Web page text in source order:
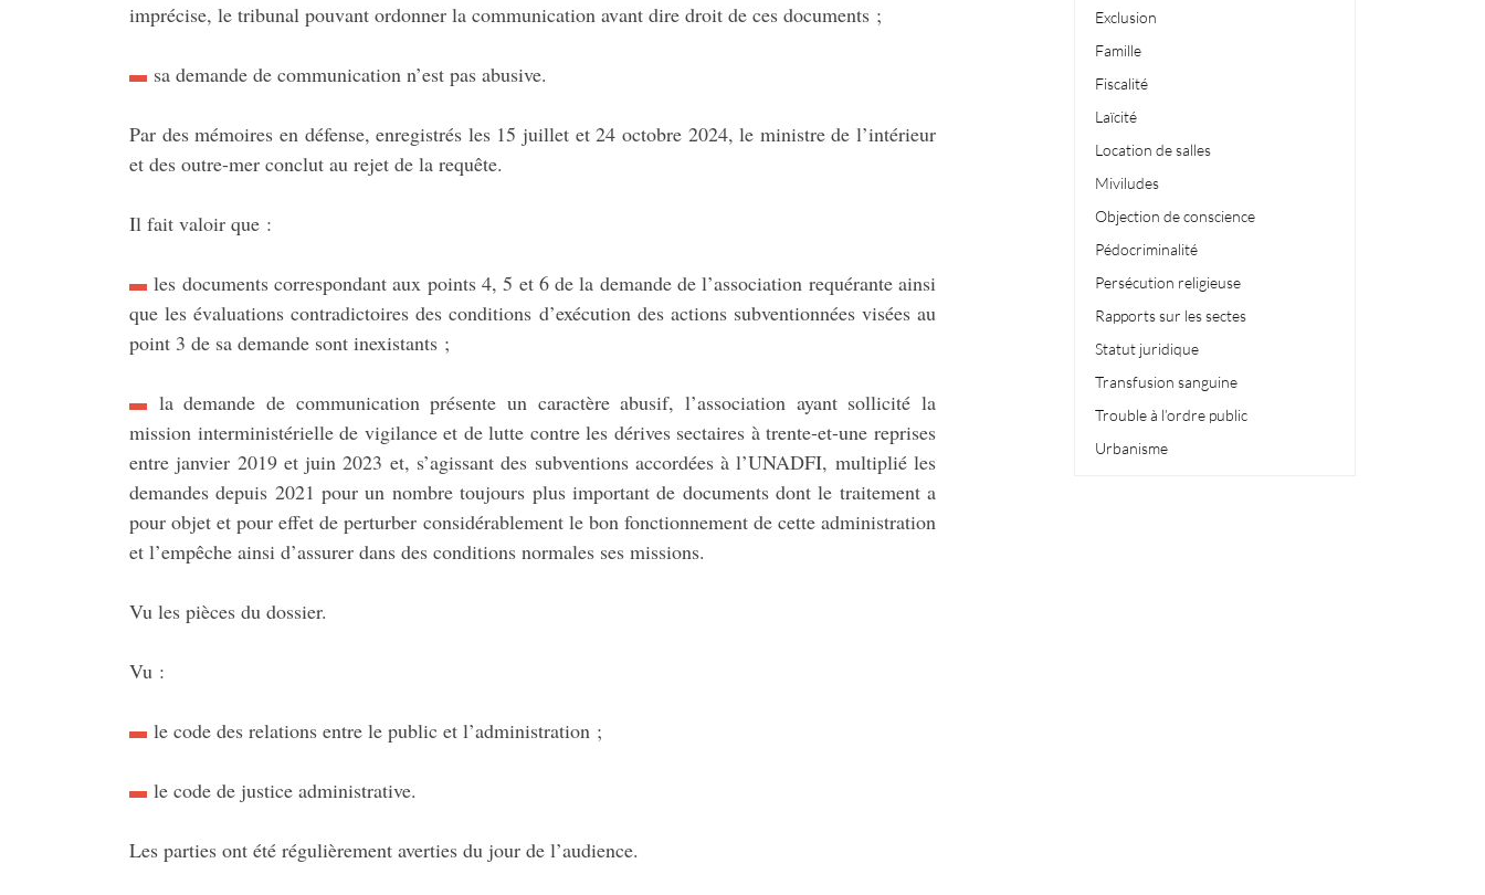
imprécise, le tribunal pouvant ordonner la communication avant dire droit de ces documents ;
sa demande de communication n’est pas abusive.
Par des mémoires en défense, enregistrés les 15 juillet et 24 octobre 2024, le ministre de l’intérieur
et des outre-mer conclut au rejet de la requête.
Il fait valoir que :
les documents correspondant aux points 4, 5 et 6 de la demande de l’association requérante ainsi
que les évaluations contradictoires des conditions d’exécution des actions subventionnées visées au
point 3 de sa demande sont inexistants ;
la demande de communication présente un caractère abusif, l’association ayant sollicité la
mission interministérielle de vigilance et de lutte contre les dérives sectaires à trente-et-une reprises
entre janvier 2019 et juin 2023 et, s’agissant des subventions accordées à l’UNADFI, multiplié les
demandes depuis 2021 pour un nombre toujours plus important de documents dont le traitement a
pour objet et pour effet de perturber considérablement le bon fonctionnement de cette administration
et l’empêche ainsi d’assurer dans des conditions normales ses missions.
Vu les pièces du dossier.
Vu :
le code des relations entre le public et l’administration ;
le code de justice administrative.
Les parties ont été régulièrement averties du jour de l’audience.
Exclusion
Famille
Fiscalité
Laïcité
Location de salles
Miviludes
Objection de conscience
Pédocriminalité
Persécution religieuse
Rapports sur les sectes
Statut juridique
Transfusion sanguine
Trouble à l’ordre public
Urbanisme